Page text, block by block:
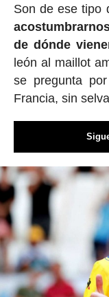
Son de ese tipo
de dónde
león al maillot
se pregunta
Francia, sin